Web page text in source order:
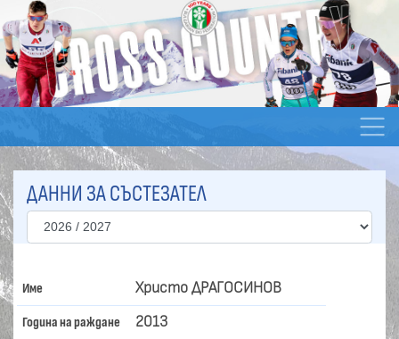
ДАННИ ЗА СЪСТЕЗАТЕЛ
Име Христо ДРАГОСИНОВ
Година на раждане 2013